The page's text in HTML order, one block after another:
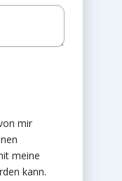
mir
meine
kann.